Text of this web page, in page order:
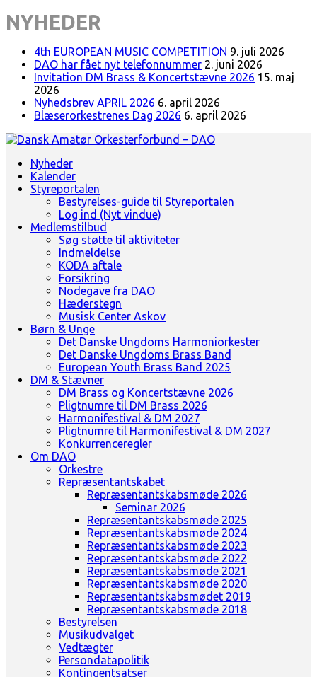
NYHEDER
4th EUROPEAN MUSIC COMPETITION 9. juli 2026
DAO har fået nyt telefonnummer 2. juni 2026
Invitation DM Brass & Koncertstævne 2026 15. maj
2026
Nyhedsbrev APRIL 2026 6. april 2026
Blæserorkestrenes Dag 2026 6. april 2026
Dansk Amatør Orkesterforbund - DAO
Landsorganisation for amatørblæserorkestre
Nyheder
Kalender
Styreportalen
Bestyrelses-guide til Styreportalen
Log ind (Nyt vindue)
Medlemstilbud
Søg støtte til aktiviteter
Indmeldelse
KODA aftale
Forsikring
Nodegave fra DAO
Hæderstegn
Musisk Center Askov
Børn & Unge
Det Danske Ungdoms Harmoniorkester
Det Danske Ungdoms Brass Band
European Youth Brass Band 2025
DM & Stævner
DM Brass og Koncertstævne 2026
Pligtnumre til DM Brass 2026
Harmonifestival & DM 2027
Pligtnumre til Harmonifestival & DM 2027
Konkurrenceregler
Om DAO
Orkestre
Repræsentantskabet
Repræsentantskabsmøde 2026
Seminar 2026
Repræsentantskabsmøde 2025
Repræsentantskabsmøde 2024
Repræsentantskabsmøde 2023
Repræsentantskabsmøde 2022
Repræsentantskabsmøde 2021
Repræsentantskabsmøde 2020
Repræsentantskabsmødet 2019
Repræsentantskabsmøde 2018
Bestyrelsen
Musikudvalget
Vedtægter
Persondatapolitik
Kontingentsatser